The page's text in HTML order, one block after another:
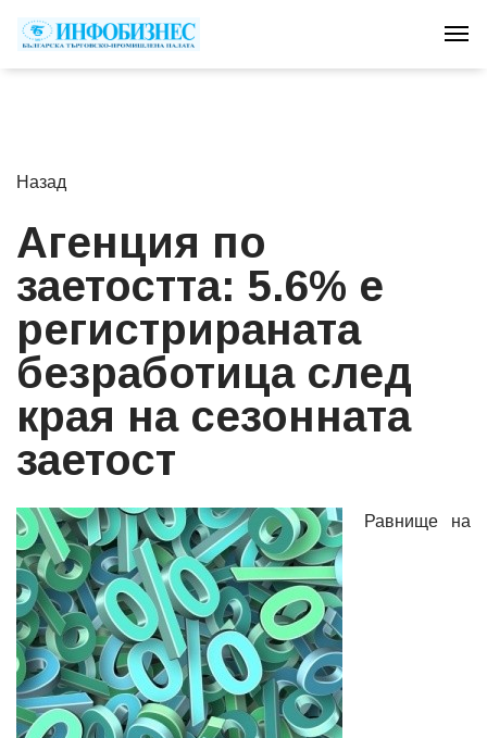
Назад
Агенция по
заетостта: 5.6% е
регистрираната
безработица след
края на сезонната
заетост
Равнище на